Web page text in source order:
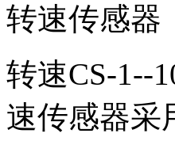
转速传感器
转速CS-1--
速传感器采